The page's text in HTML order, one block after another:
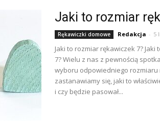
Jaki to rozmiar
Rękawiczki domowe Redakcja - 5
Jaki to rozmiar rękawiczek 7?
7? Wielu z nas z pewnością
wyboru odpowiedniego rozmiaru
zastanawiamy się, jaki to
i czy będzie pasował...